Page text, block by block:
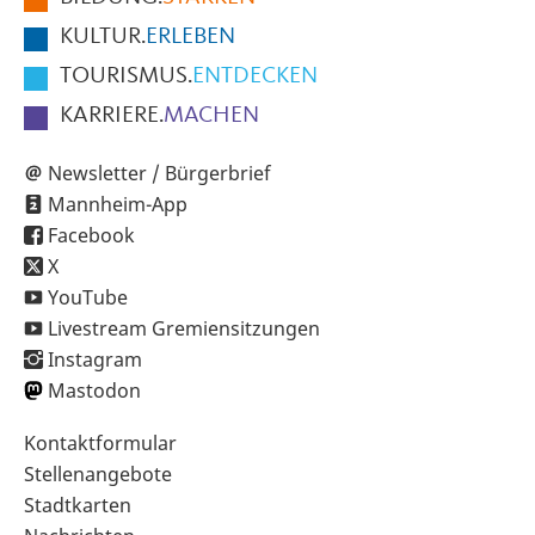
KULTUR.ERLEBEN
TOURISMUS.ENTDECKEN
KARRIERE.MACHEN
Newsletter / Bürgerbrief
Mannheim-App
Facebook
X
YouTube
Livestream Gremiensitzungen
Instagram
Mastodon
Sekundärnavigation
im
Fußbereich
Kontaktformular
Stellenangebote
Stadtkarten